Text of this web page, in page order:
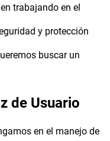
trabajando en el
y protección
buscar un
de Usuario
en el manejo de